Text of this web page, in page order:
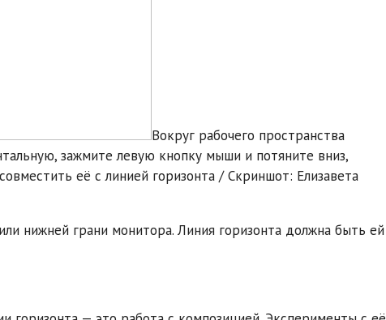
Вокруг рабочего пространства
зажмите левую кнопку мыши и потяните вниз,
её с линией горизонта / Скриншот: Елизавета
нижней грани монитора. Линия горизонта должна быть ей